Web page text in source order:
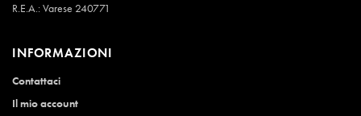
R.E.A.: Varese 240771
INFORMAZIONI
Contattaci
Il mio account